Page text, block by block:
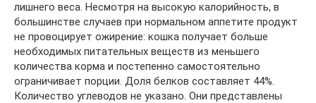
лишнего веса. Несмотря на высокую калорийность, в
большинстве случаев при нормальном аппетите продукт
не провоцирует ожирение: кошка получает больше
необходимых питательных веществ из меньшего
количества корма и постепенно самостоятельно
ограничивает порции. Доля белков составляет 44%.
Количество углеводов не указано. Они представлены